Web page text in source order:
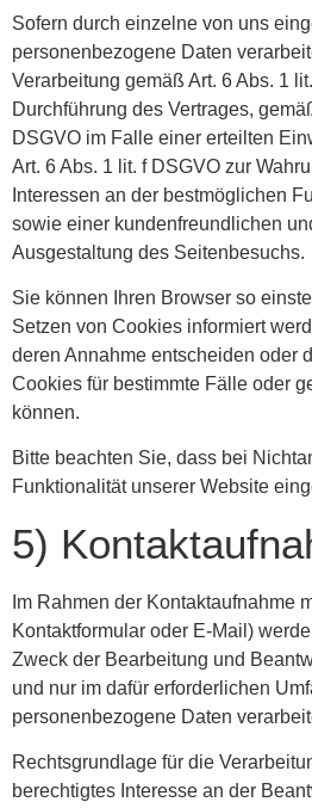
Sofern durch einzelne von uns
personenbezogene Daten
Verarbeitung gemäß Art. 6 Abs. 1
Durchführung des Vertrages,
DSGVO im Falle einer erteilten
Art. 6 Abs. 1 lit. f DSGVO zur
Interessen an der bestmöglichen
sowie einer kundenfreundlichen
Ausgestaltung des Seitenbesuchs.
Sie können Ihren Browser so
Setzen von Cookies informiert
deren Annahme entscheiden oder
Cookies für bestimmte Fälle oder
können.
Bitte beachten Sie, dass bei
Funktionalität unserer Website
5)
Im Rahmen der Kontaktaufnahme
Kontaktformular oder E-Mail)
Zweck der Bearbeitung und
und nur im dafür erforderlichen
personenbezogene Daten
Rechtsgrundlage für die
berechtigtes Interesse an der